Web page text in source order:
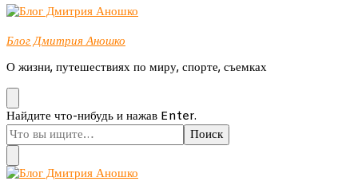
Блог Дмитрия Аношко
О жизни, путешествиях по миру, спорте, съемках
Ищите
что-
то?
Найдите что-нибудь и нажав Enter.